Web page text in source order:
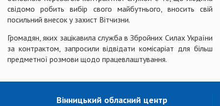
свідомо робить вибір свого майбутнього, вносить свій
посильний внесок у захист Вітчизни.
Громадян, яких зацікавила служба в Збройних Силах України
за контрактом, запросили відвідати комісаріат для більш
предметної розмови щодо працевлаштування.
Вінницький обласний центр